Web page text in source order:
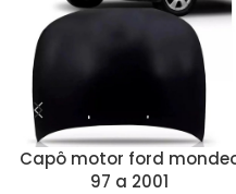
Capô motor ford
97 a 2001